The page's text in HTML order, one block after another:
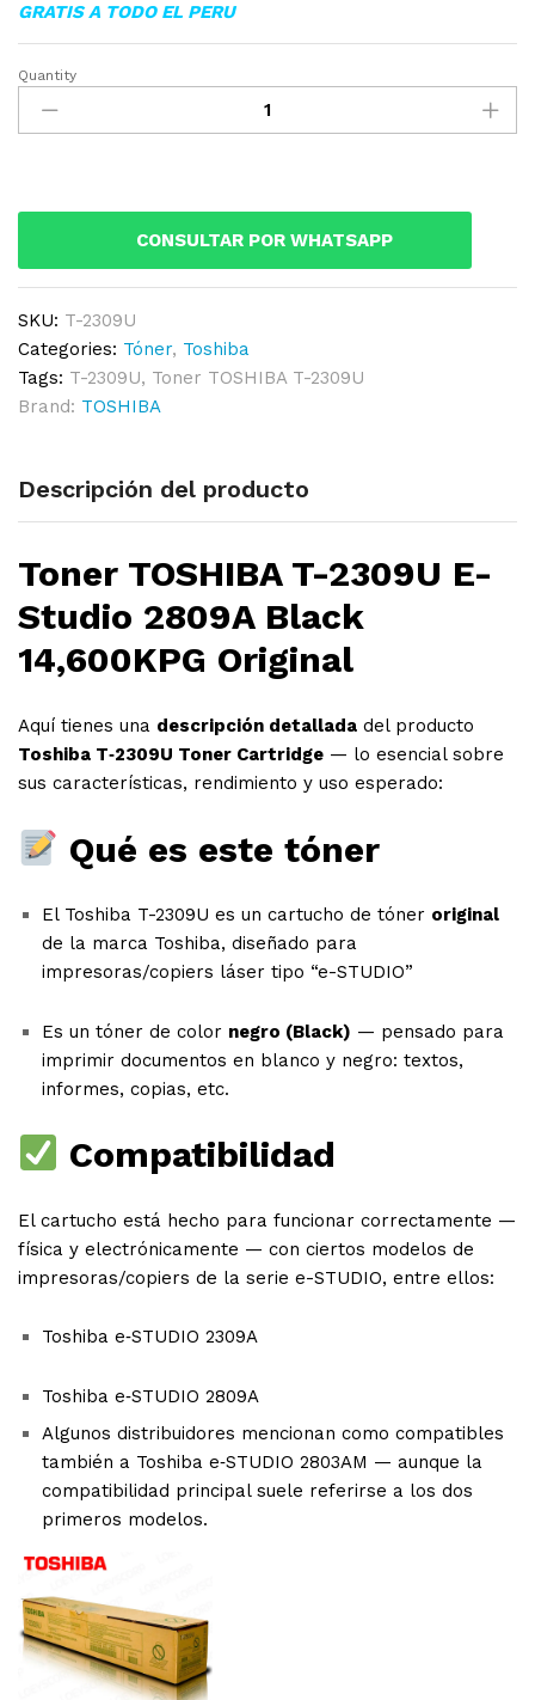
GRATIS A TODO EL PERU
Toner
TOSHIBA
T-
Black
14,600KPG
Original
quantity
Quantity
CONSULTAR POR WHATSAPP
SKU: T-2309U
Categories: Tóner, Toshiba
Tags: T-2309U, Toner TOSHIBA T-2309U
Brand: TOSHIBA
Descripción del producto
Toner TOSHIBA T-2309U E-
Studio 2809A Black
14,600KPG Original
Aquí tienes una descripción detallada del producto
Toshiba T‑2309U Toner Cartridge — lo esencial sobre
sus características, rendimiento y uso esperado:
Qué es este tóner
El Toshiba T-2309U es un cartucho de tóner original
de la marca Toshiba, diseñado para
impresoras/copiers láser tipo “e-STUDIO”
Es un tóner de color negro (Black) — pensado para
imprimir documentos en blanco y negro: textos,
informes, copias, etc.
Compatibilidad
El cartucho está hecho para funcionar correctamente —
física y electrónicamente — con ciertos modelos de
impresoras/copiers de la serie e-STUDIO, entre ellos:
Toshiba e‑STUDIO 2309A
Toshiba e‑STUDIO 2809A
Algunos distribuidores mencionan como compatibles
también a Toshiba e‑STUDIO 2803AM — aunque la
compatibilidad principal suele referirse a los dos
primeros modelos.